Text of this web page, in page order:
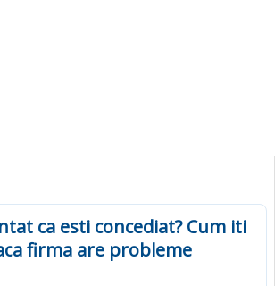
ca esti concediat? Cum iti
firma are probleme